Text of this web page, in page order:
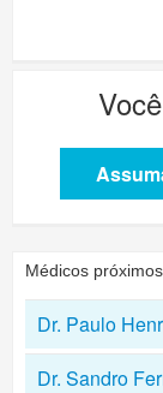
Médicos próximos
Dr. Paulo
Dr. Sandro